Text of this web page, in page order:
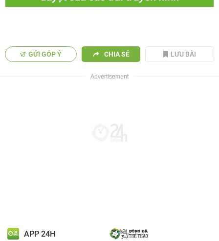
GỬI GÓP Ý CHIA SẺ LƯU BÀI
APP 24H